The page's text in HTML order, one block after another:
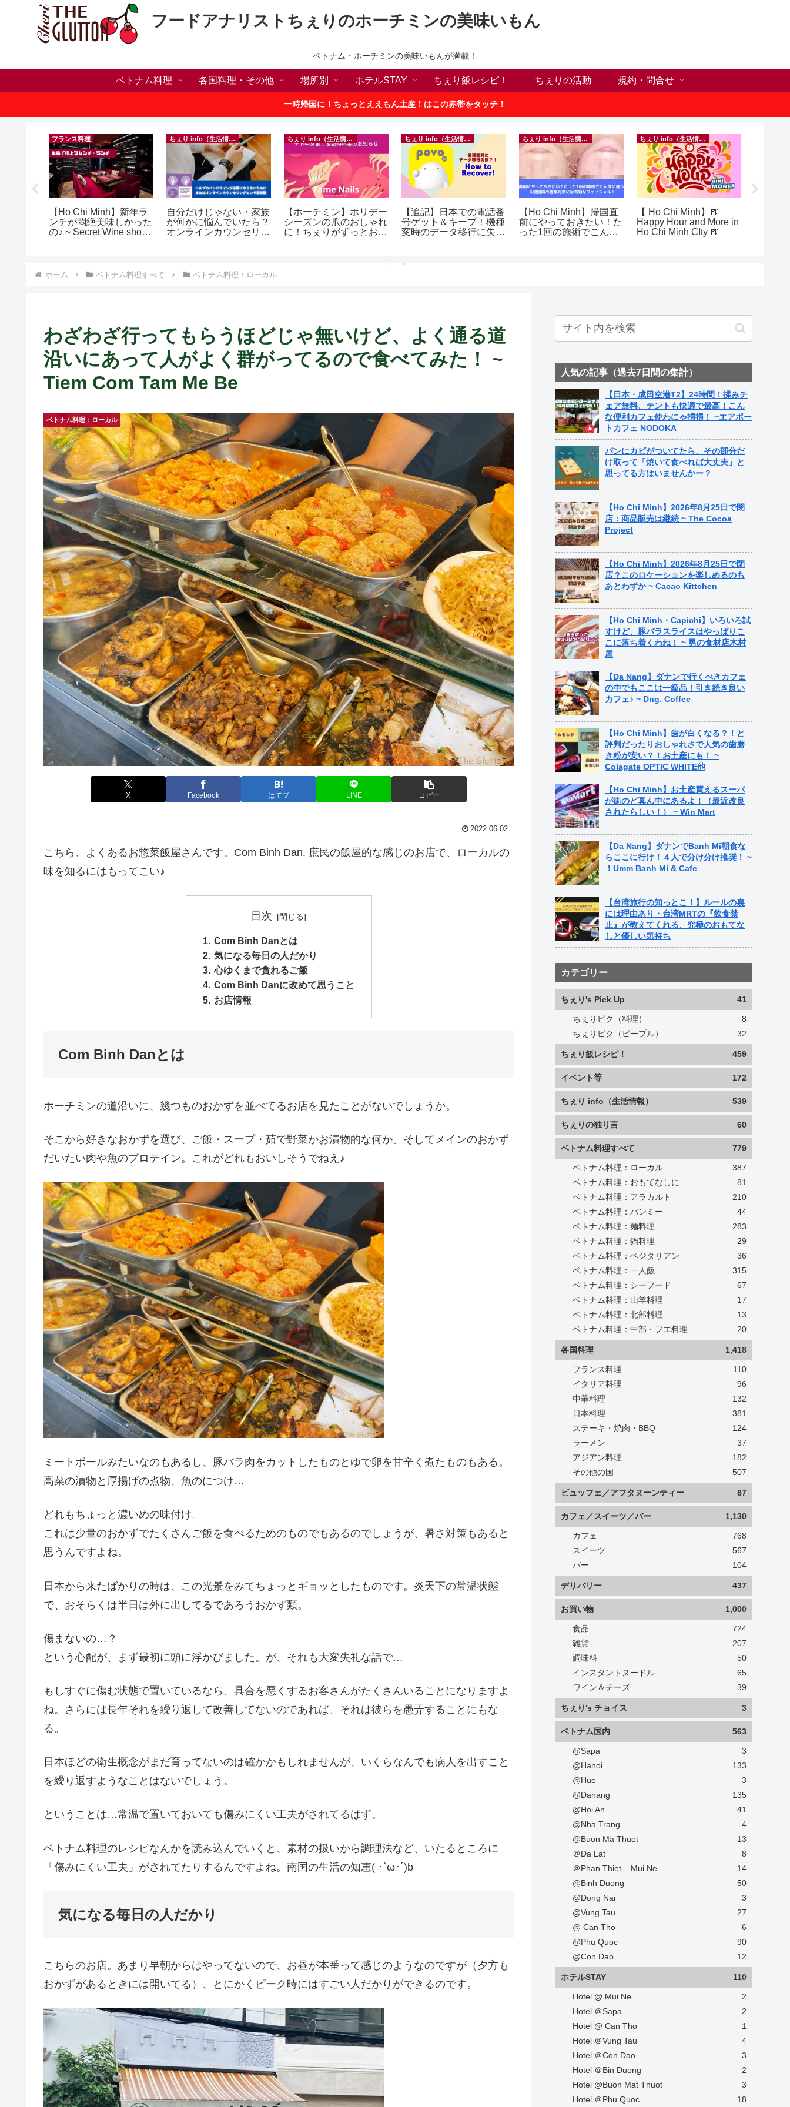
フードアナリストちぇりのホーチミンの美味いもん
ベトナム・ホーチミンの美味いもんが満載！
ベトナム料理 各国料理・その他 場所別 ホテルSTAY ちぇり飯レシピ！ ちぇりの活動 規約・問合せ
一時帰国に！ちょっとええもん土産！はこの赤帯をタッチ！
フランス料理
【Ho Chi Minh】新年ラ
ンチが悶絶美味しかった
の♪ ~ Secret Wine shop
ちぇり info（生活情報）
自分だけじゃない・家族
が何かに悩んでいたら？
オンラインカウンセリン
ちぇり info（生活情報）
【ホーチミン】ホリデー
シーズンの爪のおしゃれ
に！ちぇりがずっとお世
ちぇり info（生活情報）
【追記】日本での電話番
号ゲット＆キープ！機種
変時のデータ移行に失敗
ちぇり info（生活情報）
【Ho Chi Minh】帰国直
前にやっておきたい！た
った1回の施術でこんな
ちぇり info（生活情報）
【 Ho Chi Minh】🍺
Happy Hour and More in
Ho Chi Minh CIty 🍺
ホーム ベトナム料理すべて ベトナム料理：ローカル
わざわざ行ってもらうほどじゃ無いけど、よく通る道
沿いにあって人がよく群がってるので食べてみた！ ~
Tiem Com Tam Me Be
ベトナム料理：ローカル
X Facebook はてブ LINE コピー
2022.06.02
こちら、よくあるお惣菜飯屋さんです。Com Binh Dan. 庶民の飯屋的な感じのお店で、ローカルの
味を知るにはもってこい♪
目次
Com Binh Danとは
気になる毎日の人だかり
心ゆくまで貪れるご飯
Com Binh Danに改めて思うこと
お店情報
Com Binh Danとは
ホーチミンの道沿いに、幾つものおかずを並べてるお店を見たことがないでしょうか。
そこから好きなおかずを選び、ご飯・スープ・茹で野菜かお漬物的な何か。そしてメインのおかず
だいたい肉や魚のプロテイン。これがどれもおいしそうでねえ♪
ミートボールみたいなのもあるし、豚バラ肉をカットしたものとゆで卵を甘辛く煮たものもある。
高菜の漬物と厚揚げの煮物、魚のにつけ…
どれもちょっと濃いめの味付け。
これは少量のおかずでたくさんご飯を食べるためのものでもあるのでしょうが、暑さ対策もあると
思うんですよね。
日本から来たばかりの時は、この光景をみてちょっとギョッとしたものです。炎天下の常温状態
で、おそらくは半日は外に出してるであろうおかず類。
傷まないの…？
という心配が、まず最初に頭に浮かびました。が、それも大変失礼な話で…
もしすぐに傷む状態で置いているなら、具合を悪くするお客さんがたくさんいることになりますよ
ね。さらには長年それを繰り返して改善してないのであれば、それは彼らを愚弄することにもな
る。
日本ほどの衛生概念がまだ育ってないのは確かかもしれませんが、いくらなんでも病人を出すこと
を繰り返すようなことはないでしょう。
ということは…常温で置いておいても傷みにくい工夫がされてるはず。
ベトナム料理のレシピなんかを読み込んでいくと、素材の扱いから調理法など、いたるところに
「傷みにくい工夫」がされてたりするんですよね。南国の生活の知恵( ･`ω･´)b
気になる毎日の人だかり
こちらのお店。あまり早朝からはやってないので、お昼が本番って感じのようなのですが（夕方も
おかずがあるときには開いてる）、とにかくピーク時にはすごい人だかりができるのです。
人気の記事（過去7日間の集計）
【日本・成田空港T2】24時間！揉みチ
ェア無料、テントも快適で最高！こん
な便利カフェ使わにゃ損損！ ~エアポー
トカフェ NODOKA
パンにカビがついてたら、その部分だ
け取って「焼いて食べれば大丈夫」と
思ってる方はいませんかー？
【Ho Chi Minh】2026年8月25日で閉
店：商品販売は継続 ~ The Cocoa
Project
【Ho Chi Minh】2026年8月25日で閉
店？このロケーションを楽しめるのも
あとわずか ~ Cacao Kittchen
【Ho Chi Minh・Capichi】いろいろ試
すけど、豚バラスライスはやっぱりこ
こに落ち着くわね！ ~ 男の食材店木村
屋
【Da Nang】ダナンで行くべきカフェ
の中でもここは一級品！引き続き良い
カフェ♪ ~ Dng. Coffee
【Ho Chi Minh】歯が白くなる？！と
評判だったりおしゃれさで人気の歯磨
き粉が安い？！お土産にも！ ~
Colagate OPTIC WHITE他
【Ho Chi Minh】お土産買えるスーパ
が街のど真ん中にあるよ！（最近改良
されたらしい！） ~ Win Mart
【Da Nang】ダナンでBanh Mi朝食な
らここに行け！４人で分け分け推奨！ ~
！Umm Banh Mi & Cafe
【台湾旅行の知っとこ！】ルールの裏
には理由あり・台湾MRTの『飲食禁
止』が教えてくれる、究極のおもてな
しと優しい気持ち
カテゴリー
ちぇり's Pick Up 41
ちぇりピク（料理）
8
ちぇりピク（ピープル）
32
ちぇり飯レシピ！ 459
イベント等 172
ちぇり info（生活情報） 539
ちぇりの独り言 60
ベトナム料理すべて 779
ベトナム料理：ローカル
387
ベトナム料理：おもてなしに
81
ベトナム料理：アラカルト
210
ベトナム料理：バンミー
44
ベトナム料理：麺料理
283
ベトナム料理：鍋料理
29
ベトナム料理：ベジタリアン
36
ベトナム料理：一人飯
315
ベトナム料理：シーフード
67
ベトナム料理：山羊料理
17
ベトナム料理：北部料理
13
ベトナム料理：中部・フエ料理
20
各国料理 1,418
フランス料理
110
イタリア料理
96
中華料理
132
日本料理
381
ステーキ・焼肉・BBQ
124
ラーメン
37
アジアン料理
182
その他の国
507
ビュッフェ／アフタヌーンティー 87
カフェ／スイーツ／バー 1,130
カフェ
768
スイーツ
567
バー
104
デリバリー 437
お買い物 1,000
食品
724
雑貨
207
調味料
50
インスタントヌードル
65
ワイン＆チーズ
39
ちぇり's チョイス 3
ベトナム国内 563
@Sapa
3
@Hanoi
133
@Hue
3
@Danang
135
@Hoi An
41
@Nha Trang
4
@Buon Ma Thuot
13
＠Da Lat
8
＠Phan Thiet – Mui Ne
14
@Binh Duong
50
@Dong Nai
3
@Vung Tau
27
@ Can Tho
6
@Phu Quoc
90
@Con Dao
12
ホテルSTAY 110
Hotel @ Mui Ne
2
Hotel ＠Sapa
2
Hotel @ Can Tho
1
Hotel ＠Vung Tau
4
Hotel ＠Con Dao
3
Hotel ＠Bin Duong
2
Hotel @Buon Mat Thuot
3
Hotel ＠Phu Quoc
18